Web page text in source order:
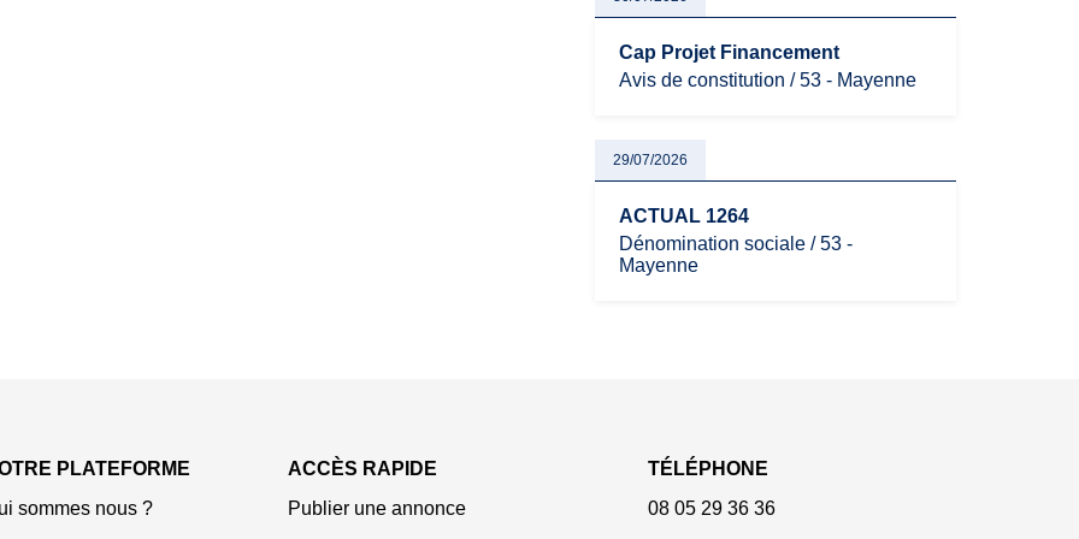
Cap Projet Financement
Avis de constitution / 53 - Mayenne
29/07/2026
ACTUAL 1264
Dénomination sociale / 53 -
Mayenne
PLATEFORME
sommes nous ?
ACCÈS RAPIDE
Publier une annonce
TÉLÉPHONE
08 05 29 36 36